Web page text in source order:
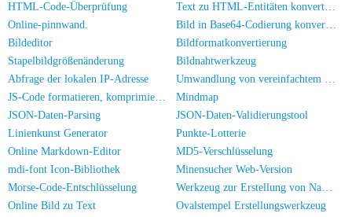
HTML-Code-Überprüfung
Text zu HTML-Entitäten konvertieren
Online-pinnwand.
Bild in Base64-Codierung konvertieren
Bildeditor
Bildformatkonvertierung
Stapelbildgrößenänderung
Bildnahtwerkzeug
Abfrage der lokalen IP-Adresse
Umwandlung von vereinfachtem zu traditionellem Chinesisch
JS-Code formatieren, komprimieren, verschlüsseln/verwirren
Mindmap
JSON-Daten-Parsing
JSON-Daten-Validierungstool
Linienkunst Generator
Punkte-Lotterie
Online Markdown-Editor
MD5-Verschlüsselung
mdi-font Icon-Bibliothek
Minensucher Web-Version
Morse-Code-Entschlüsselung
Werkzeug zur Erstellung von Namensstempeln
Online Bild zu Text
Ovalstempel Erstellungswerkzeug